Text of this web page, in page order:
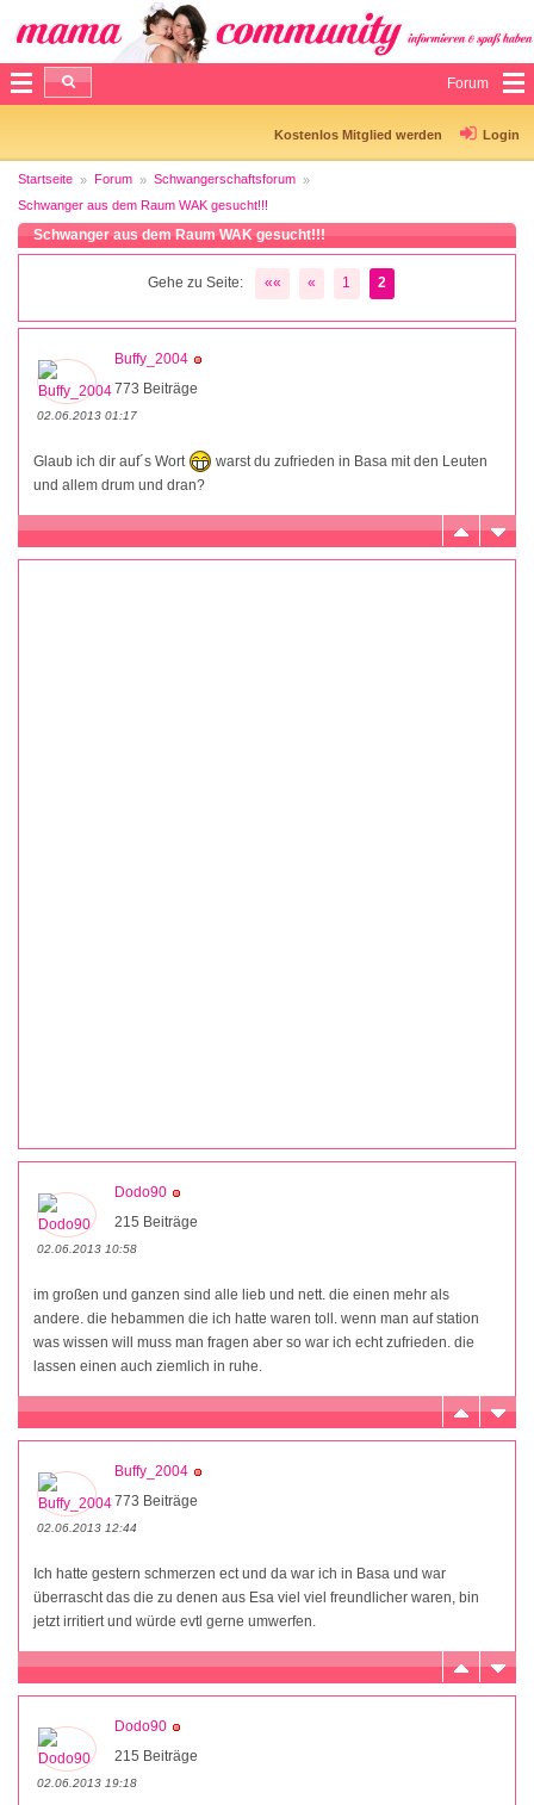
Forum
Kostenlos Mitglied werden Login
Startseite Forum
Schwangerschaftsforum
Schwanger aus dem Raum WAK gesucht!!!
Schwanger aus dem Raum WAK gesucht!!!
Gehe zu Seite: «« « 1 2
Buffy_2004
773 Beiträge
02.06.2013 01:17
Glaub ich dir auf´s Wort
warst du zufrieden in Basa mit den Leuten
und allem drum und dran?
Dodo90
215 Beiträge
02.06.2013 10:58
im großen und ganzen sind alle lieb und nett. die einen mehr als
andere. die hebammen die ich hatte waren toll. wenn man auf station
was wissen will muss man fragen aber so war ich echt zufrieden. die
lassen einen auch ziemlich in ruhe.
Buffy_2004
773 Beiträge
02.06.2013 12:44
Ich hatte gestern schmerzen ect und da war ich in Basa und war
überrascht das die zu denen aus Esa viel viel freundlicher waren, bin
jetzt irritiert und würde evtl gerne umwerfen.
Dodo90
215 Beiträge
02.06.2013 19:18